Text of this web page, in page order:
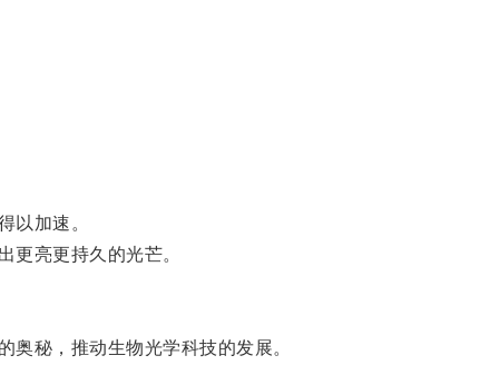
以加速。
亮更持久的光芒。
秘，推动生物光学科技的发展。